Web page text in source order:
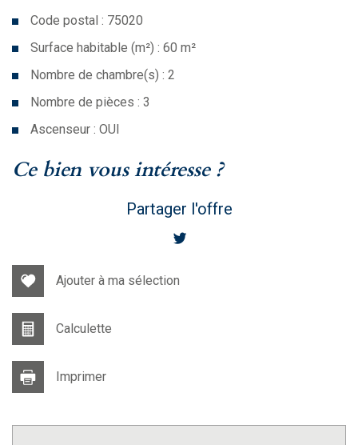
Code postal : 75020
Surface habitable (m²) : 60 m²
Nombre de chambre(s) : 2
Nombre de pièces : 3
Ascenseur : OUI
la ville de paris (75020)
ce bien vous intéresse ?
Partager l'offre
Ajouter à ma sélection
Calculette
Imprimer